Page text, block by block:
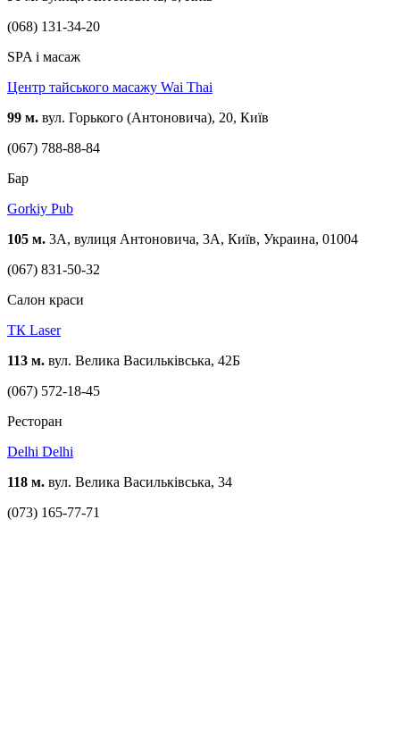
(068) 131-34-20
SPA і масаж
Центр тайського масажу Wai Thai
99 м. вул. Горького (Антоновича), 20, Київ
(067) 788-88-84
Бар
Gorkiy Pub
105 м. 3A, вулиця Антоновича, 3А, Київ, Украина, 01004
(067) 831-50-32
Салон краси
ТК Laser
113 м. вул. Велика Васильківська, 42Б
(067) 572-18-45
Ресторан
Delhi Delhi
118 м. вул. Велика Васильківська, 34
(073) 165-77-71